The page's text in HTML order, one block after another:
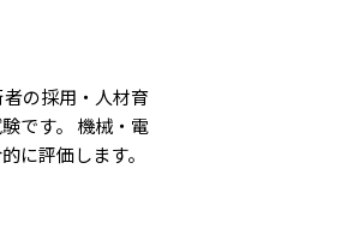
の採用・人材育
です。 機械・電
に評価します。